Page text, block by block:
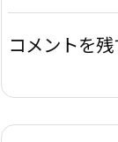
コメントを